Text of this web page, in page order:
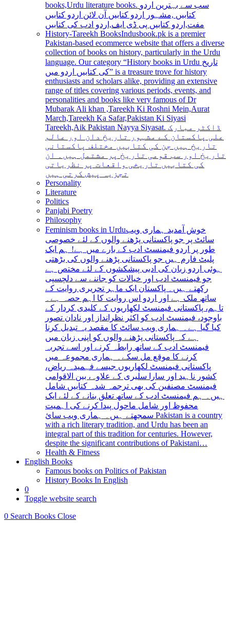
books,Urdu literature books. سب سے بہترین اردو
کتابیں ,مشہور اردو کتابیں آن لائن اردو کتابیں
مفت,اردو کتابیں پی ڈی ایف,اردو ادب کی کتابیں
History-Tareekh BooksIndusbook.pk is a premier
Pakistan-based ecommerce website that offers a diverse
collection of books on history, particularly in the Urdu
language. Our category “History books in Urdu تاریخ
کی کتابیں اردو میں” is a treasure trove for history
enthusiasts and scholars alike, providing an extensive
range of titles covering various periods, events, and
personalities and books like very famous of Dr
Mubarak Ali khan ,Tareekh Ki Roshni Mein,Aurat
March,Tareekh Ka Safar,Pakistan Ki Siyasi
Tareekh,Aik Pakistan Nayya Siyasat. ڈاکٹر مبارک
علی پاکستان کے مشہور تاریخ دان اور عالم
تاریخ ہیں جن کی کتابیں مختلف پاکستانی
تاریخ اور سب قومی تاریخ پر مشتمل ہیں۔ ان
کی کتابیں تاریخی واقعات پر نظریاتی
تجزیہ پیش کرتی ہیں
Personality
Literature
Politics
Panjabi Poetry
Philosophy
Feminism books in Urduخوش آمدید ہماری ویب
سائٹ پر جو پاکستانی پڑھنے والوں کے لئے خصوصی
طور پر اردو فیمنسٹ ادب کے بارے میں ہے! ہم ایک
پلیٹ فارم ہیں جو پاکستانی پڑھنے والوں کی بڑھتی
ہوئی اردو زبان کی ادبی پیشکشوں کے لئے مختص ہے
جو فیمنسٹ ادب اور خیالات کو جاننے سے دلچسپی
رکھتے ہیں۔ پاکستان ایک ماہر تحریری روایت کے
ساتھ ملک ہے اور اردو اس روایت کا اہم حصہ ہے۔
تاہم، پاکستانی فیمنسٹ لکھاریوں کے کلیدی کردار کے
باوجود، فیمنسٹ ادب کو اکثر نظرانداز اور نادان تصور
کیا گیا ہے۔ ہماری ویب سائٹ کا مقصد یہ تبدیل کرنا
ہے کہ پاکستانی پڑھنے والوں کو اپنی زبان میں
فیمنسٹ ادب کے ساتھ رابطہ کرنے اور اسے تجربہ
کرنے کا موقع مل سکے۔ ہماری مجموعہ میں
پاکستانی فیمنسٹ لکھاریوں جیسے فہمیدہ ریاض،
کشور ناہید اور سارا سلیری کے علاوہ، بین الاقوامی
فیمنسٹ مصنفین کی بھی ترجمہ شدہ کتابیں شامل
ہیں۔ ہم فیمنسٹ ادب کے ساتھ تعلق بنانے کے لئے ایک
محفوظ اور شامل ماحول پیدا کرنے کی اہمیت
سمجھتے ہیں۔ ہماری ویب سائ Pakistan is a country
with a rich literary tradition, and Urdu has been an
integral part of this tradition for centuries. However,
despite the significant contributions of Pakistani…
Health & Fitness
English Books
Famous books on Politics of Pakistan
History Books In English
0
Toggle website search
0 Search Books Close